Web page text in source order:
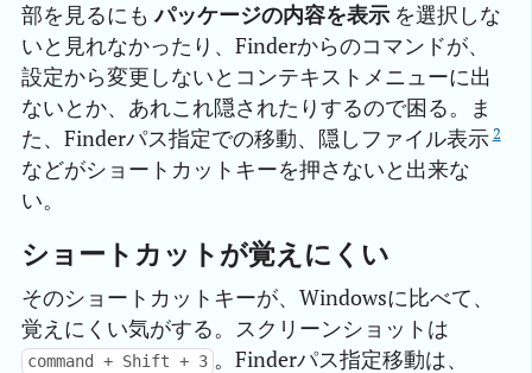
部を見るにもパッケージの内容を表示 を選択しな
いと見れなかったり、Finderからのコマンドが、
設定から変更しないとコンテキストメニューに出
ないとか、あれこれ隠されたりするので困る。ま
た、Finderパス指定での移動、隠しファイル表示2
などがショートカットキーを押さないと出来な
い。
ショートカットが覚えにくい
そのショートカットキーが、Windowsに比べて、
覚えにくい気がする。スクリーンショットは
command + Shift + 3 。Finderパス指定移動は、